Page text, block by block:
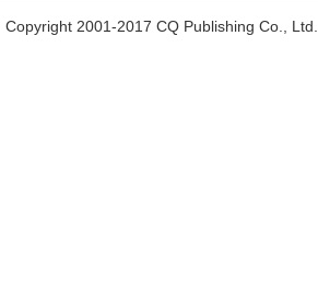
Copyright 2001-2017 CQ Publishing Co., Ltd.